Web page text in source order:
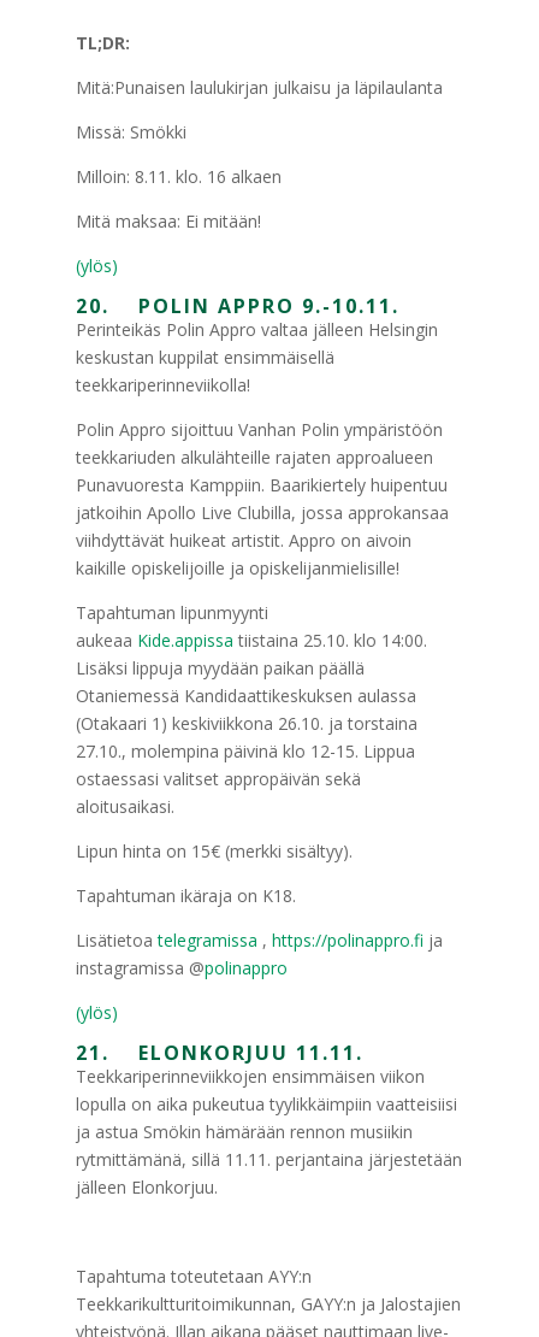
TL;DR:
Mitä:Punaisen laulukirjan julkaisu ja läpilaulanta
Missä: Smökki
Milloin: 8.11. klo. 16 alkaen
Mitä maksaa: Ei mitään!
(ylös)
20. POLIN APPRO 9.-10.11.
Perinteikäs Polin Appro valtaa jälleen Helsingin
keskustan kuppilat ensimmäisellä
teekkariperinneviikolla!
Polin Appro sijoittuu Vanhan Polin ympäristöön
teekkariuden alkulähteille rajaten approalueen
Punavuoresta Kamppiin. Baarikiertely huipentuu
jatkoihin Apollo Live Clubilla, jossa approkansaa
viihdyttävät huikeat artistit. Appro on aivoin
kaikille opiskelijoille ja opiskelijanmielisille!
Tapahtuman lipunmyynti
aukeaa Kide.appissa tiistaina 25.10. klo 14:00.
Lisäksi lippuja myydään paikan päällä
Otaniemessä Kandidaattikeskuksen aulassa
(Otakaari 1) keskiviikkona 26.10. ja torstaina
27.10., molempina päivinä klo 12-15. Lippua
ostaessasi valitset appropäivän sekä
aloitusaikasi.
Lipun hinta on 15€ (merkki sisältyy).
Tapahtuman ikäraja on K18.
Lisätietoatelegramissa , https://polinappro.fi ja
instagramissa @polinappro
(ylös)
21. ELONKORJUU 11.11.
Teekkariperinneviikkojen ensimmäisen viikon
lopulla on aika pukeutua tyylikkäimpiin vaatteisiisi
ja astua Smökin hämärään rennon musiikin
rytmittämänä, sillä 11.11. perjantaina järjestetään
jälleen Elonkorjuu.
Tapahtuma toteutetaan AYY:n
Teekkarikultturitoimikunnan, GAYY:n ja Jalostajien
yhteistyönä. Illan aikana pääset nauttimaan live-